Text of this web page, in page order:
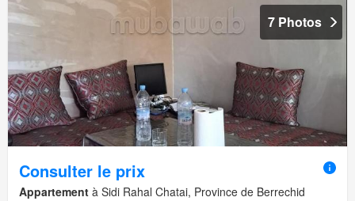
7 Photos
Consulter le prix
Appartement à Sidi Rahal Chatai, Province de Berrechid